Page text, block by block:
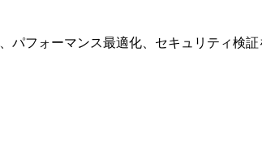
パフォーマンス最適化、セキュリティ検証